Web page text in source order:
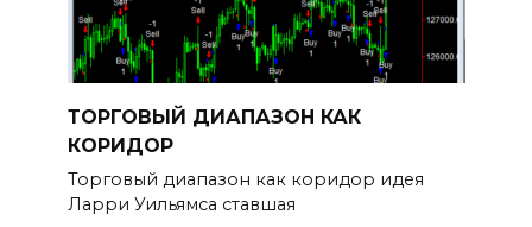
ТОРГОВЫЙ ДИАПАЗОН КАК
КОРИДОР
Торговый диапазон как коридор идея
Ларри Уильямса ставшая